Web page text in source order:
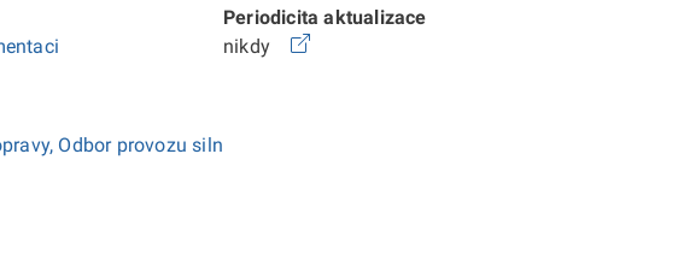
Odbor provozu siln
Periodicita aktualizace
nikdy